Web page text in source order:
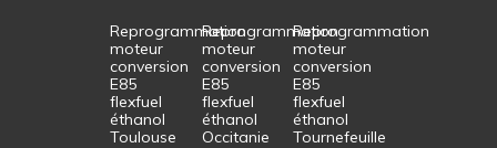
Reprogrammation
moteur
conversion
E85
flexfuel
éthanol
Toulouse
Reprogrammation
moteur
conversion
E85
flexfuel
éthanol
Occitanie
Reprogrammation
moteur
conversion
E85
flexfuel
éthanol
Tournefeuille